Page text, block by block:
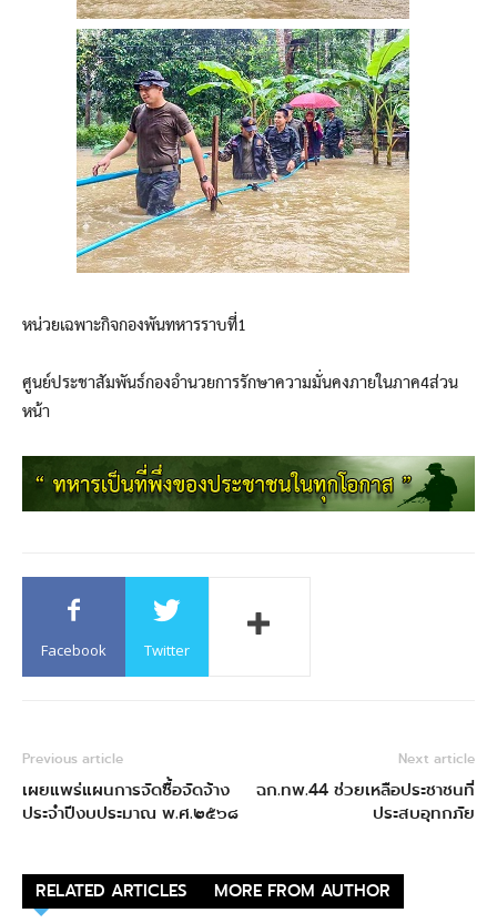
หน่วยเฉพาะกิจกองพันทหารราบที่1
ศูนย์ประชาสัมพันธ์กองอำนวยการรักษาความมั่นคงภายในภาค4ส่วน
หน้า
Facebook Twitter
Previous article
เผยแพร่แผนการจัดซื้อจัดจ้าง
ประจำปีงบประมาณ พ.ศ.๒๕๖๘
Next article
ฉก.ทพ.44 ช่วยเหลือประชาชนที่
ประสบอุทกภัย
RELATED ARTICLES MORE FROM AUTHOR